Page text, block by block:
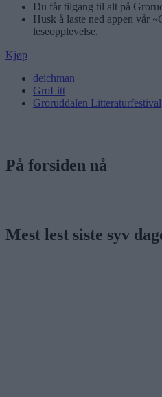
Du får tilgang til alt på
Husk å laste ned appen vår
leseopplevelse.
Kjøp
deichman
GroLitt
Groruddalen Litteraturfestival
På forsiden nå
Mest lest siste syv